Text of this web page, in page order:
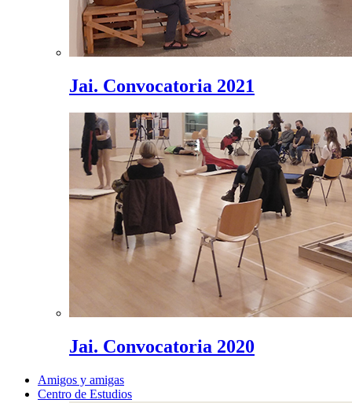
Jai. Convocatoria 2021
Jai. Convocatoria 2020
Amigos y amigas
Centro de Estudios